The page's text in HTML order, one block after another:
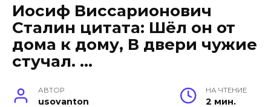
Иосиф Виссарионович
Сталин цитата: Шёл он от
дома к дому, В двери чужие
стучал. …
АВТОР
usovanton
НА ЧТЕНИЕ
2 мин.